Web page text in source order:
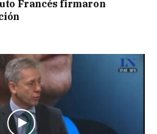
Francés firmaron